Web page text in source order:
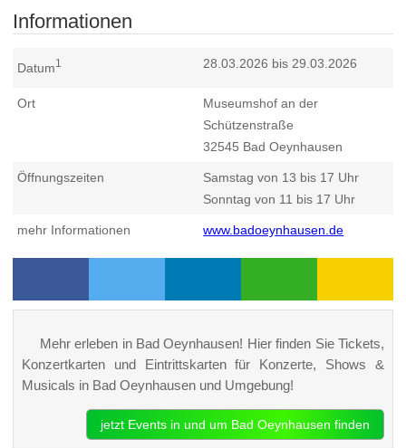
Informationen
Datum1 28.03.2026 bis 29.03.2026
Ort
Museumshof an der
Schützenstraße
32545 Bad Oeynhausen
Öffnungszeiten
Samstag von 13 bis 17 Uhr
Sonntag von 11 bis 17 Uhr
mehr Informationen www.badoeynhausen.de
Mehr erleben in Bad Oeynhausen! Hier finden Sie Tickets,
Konzertkarten und Eintrittskarten für Konzerte, Shows &
Musicals in Bad Oeynhausen und Umgebung!
jetzt Events in und um Bad Oeynhausen finden